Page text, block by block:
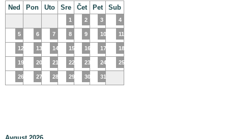
Ned
Pon Uto Sre Čet Pet Sub
1 2 3 4
5 6 7 8 9 10 11
12 13 14 15 16 17 18
19 20 21 22 23 24 25
26 27 28 29 30 31